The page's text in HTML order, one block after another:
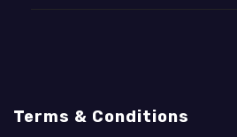
Terms & Conditions